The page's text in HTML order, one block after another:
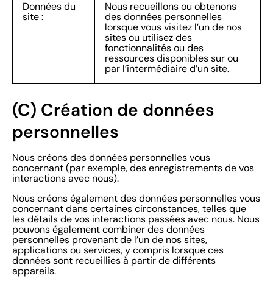
Données du
site :
Nous recueillons ou obtenons
des données personnelles
lorsque vous visitez l’un de nos
sites ou utilisez des
fonctionnalités ou des
ressources disponibles sur ou
par l’intermédiaire d’un site.
(C) Création de données
personnelles
Nous créons des données personnelles vous
concernant (par exemple, des enregistrements de vos
interactions avec nous).
Nous créons également des données personnelles vous
concernant dans certaines circonstances, telles que
les détails de vos interactions passées avec nous. Nous
pouvons également combiner des données
personnelles provenant de l’un de nos sites,
applications ou services, y compris lorsque ces
données sont recueillies à partir de différents
appareils.